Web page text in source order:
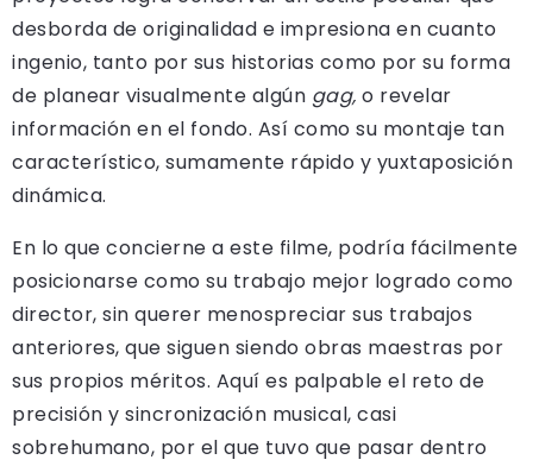
desborda de originalidad e impresiona en cuanto
ingenio, tanto por sus historias como por su forma
de planear visualmente algún gag, o revelar
información en el fondo. Así como su montaje tan
característico, sumamente rápido y yuxtaposición
dinámica.
En lo que concierne a este filme, podría fácilmente
posicionarse como su trabajo mejor logrado como
director, sin querer menospreciar sus trabajos
anteriores, que siguen siendo obras maestras por
sus propios méritos. Aquí es palpable el reto de
precisión y sincronización musical, casi
sobrehumano, por el que tuvo que pasar dentro